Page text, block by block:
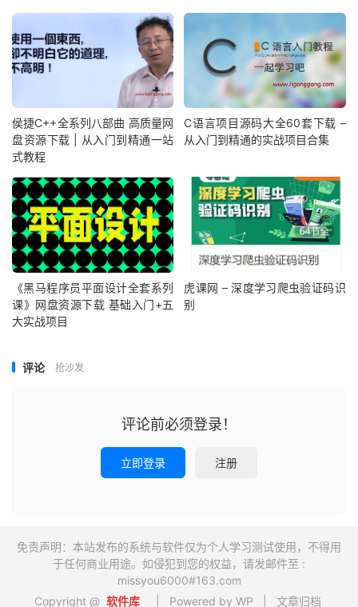
侯捷C++全系列八部曲 高质量网
盘资源下载 | 从入门到精通一站
式教程
C语言项目源码大全60套下载 –
从入门到精通的实战项目合集
《黑马程序员平面设计全套系列
课》网盘资源下载 基础入门+五
大实战项目
虎课网 – 深度学习爬虫验证码识
别
评论 抢沙发
评论前必须登录！
立即登录 注册
免责声明：本站发布的系统与软件仅为个人学习测试使用，不得用
于任何商业用途。如侵犯到您的权益，请发邮件至 :
missyou6000#163.com
Copyright @ 软件库 | Powered by WP | 文章归档